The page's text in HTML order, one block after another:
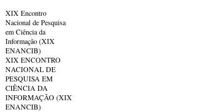
XIX Encontro
Nacional de Pesquisa
em Ciência da
Informação (XIX
ENANCIB)
XIX ENCONTRO
NACIONAL DE
PESQUISA EM
CIÊNCIA DA
INFORMAÇÃO (XIX
ENANCIB)